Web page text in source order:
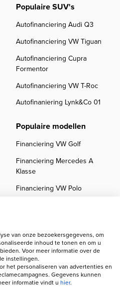
Populaire SUV's
Autofinanciering Audi Q3
Autofinanciering VW Tiguan
Autofinanciering Cupra
Formentor
Autofinanciering VW T-Roc
Autofinaniering Lynk&Co 01
Populaire modellen
Financiering VW Golf
Financiering Mercedes A
Klasse
Financiering VW Polo
van onze bezoekersgegevens, om
inhoud te tonen en om u
Voor meer informatie over de
instellingen.
het personaliseren van advertenties en
Gegevens kunnen
informatie vindt u hier.